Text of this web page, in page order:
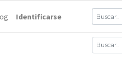
Identificarse